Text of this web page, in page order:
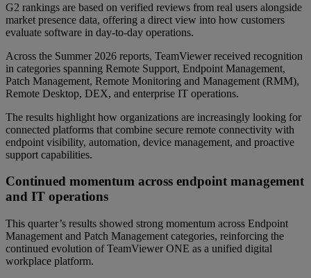
G2 rankings are based on verified reviews from real users alongside
market presence data, offering a direct view into how customers
evaluate software in day-to-day operations.
Across the Summer 2026 reports, TeamViewer received recognition
in categories spanning Remote Support, Endpoint Management,
Patch Management, Remote Monitoring and Management (RMM),
Remote Desktop, DEX, and enterprise IT operations.
The results highlight how organizations are increasingly looking for
connected platforms that combine secure remote connectivity with
endpoint visibility, automation, device management, and proactive
support capabilities.
Continued momentum across endpoint management
and IT operations
This quarter’s results showed strong momentum across Endpoint
Management and Patch Management categories, reinforcing the
continued evolution of TeamViewer ONE as a unified digital
workplace platform.